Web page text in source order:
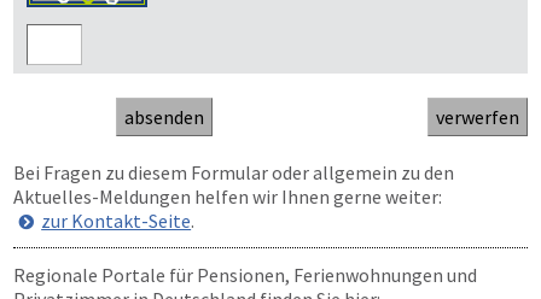
Bei Fragen zu diesem Formular oder allgemein zu den
Aktuelles-Meldungen helfen wir Ihnen gerne weiter:
zur Kontakt-Seite.
Regionale Portale für Pensionen, Ferienwohnungen und